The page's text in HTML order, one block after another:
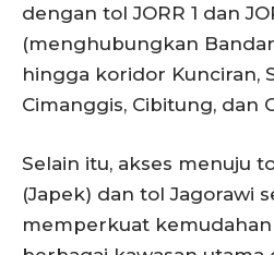
dengan tol JORR 1 dan
(menghubungkan
hingga koridor Kunciran,
Cimanggis, Cibitung, dan
Selain itu, akses menuju
(Japek) dan tol Jagorawi
memperkuat